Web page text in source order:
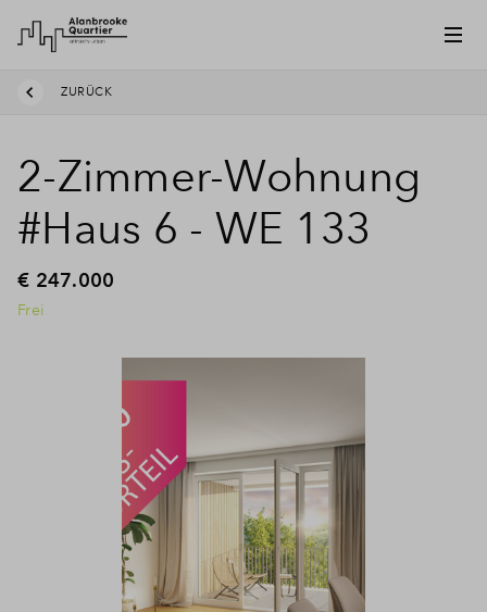
ZURÜCK
2-Zimmer-Wohnung
#Haus 6 - WE 133
€ 247.000
Frei